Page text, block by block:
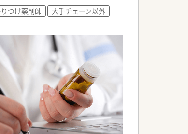
、介護用品のレンタルと患者
ており、ドミナント展開して
のある職場環境を目指してい
異動や転居が必要な異動も無
で助け合いながら働けます。
つけ薬剤師
大手チェーン以外